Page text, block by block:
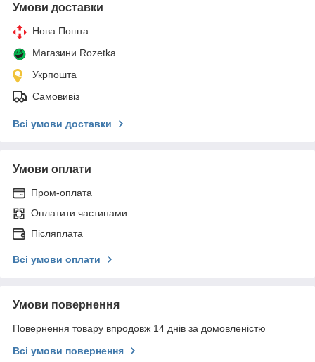
Умови доставки
Нова Пошта
Магазини Rozetka
Укрпошта
Самовивіз
Всі умови доставки
Умови оплати
Пром-оплата
Оплатити частинами
Післяплата
Всі умови оплати
Умови повернення
Повернення товару впродовж 14 днів за домовленістю
Всі умови повернення